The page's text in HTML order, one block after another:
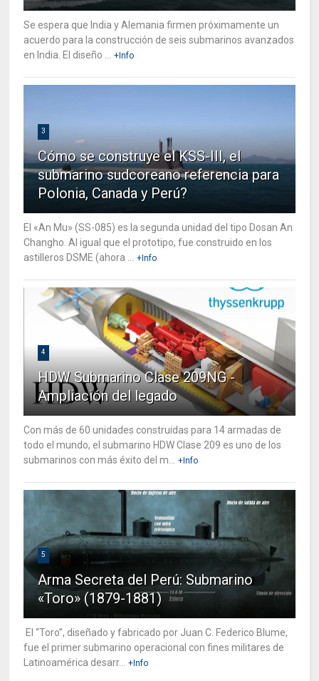
Se espera que India y Alemania firmen próximamente un
acuerdo para la construcción de seis submarinos avanzados
en India. El diseño ...
+Info
3
Cómo se construye el KSS-III, el
submarino sudcoreano referencia para
Polonia, Canada y Perú?
El «An Mu» (SS-085) es la segunda unidad del tipo Dosan An
Changho. Al igual que el prototipo, fue construido en los
astilleros DSME (ahora ...
+Info
4
HDW Submarino Clase 209NG -
Ampliación del legado
Con más de 60 unidades construidas para 14 armadas de
todo el mundo, el submarino HDW Clase 209 es uno de los
submarinos con más éxito del m...
+Info
5
Arma Secreta del Perú: Submarino
«Toro» (1879-1881)
El “Toro”, diseñado y fabricado por Juan C. Federico Blume,
fue el primer submarino operacional con fines militares de
Latinoamérica desarr...
+Info